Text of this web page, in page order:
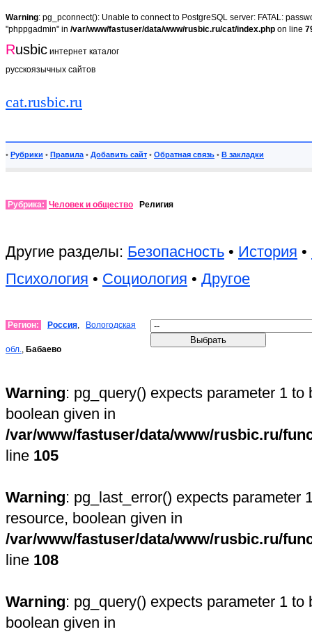
Warning: pg_pconnect(): Unable to connect to PostgreSQL server: FATAL:
"phppgadmin" in /var/www/fastuser/data/www/rusbic.ru/cat/index.php on line
Rusbic интернет каталог
русскоязычных сайтов
cat.rusbic.ru
• Рубрики • Правила • Добавить сайт • Обратная связь • В закладки
Рубрика: Человек и общество Религия
Другие разделы: Безопасность • История •
Психология • Социология • Другое
Регион: Россия, Вологодская
обл., Бабаево
Warning: pg_query() expects parameter 1 to
boolean given in
/var/www/fastuser/data/www/rusbic.ru/
line 105
Warning: pg_last_error() expects parameter
resource, boolean given in
/var/www/fastuser/data/www/rusbic.ru/
line 108
Warning: pg_query() expects parameter 1 to
boolean given in